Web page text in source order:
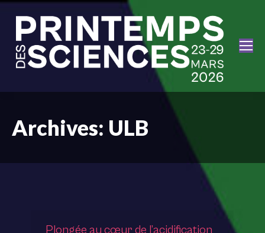
Archives: ULB
Plongée au cœur de l’acidification